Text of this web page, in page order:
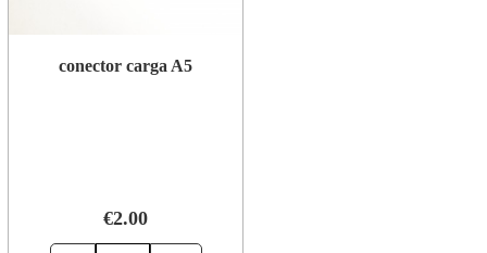
conector carga A5
€2.00